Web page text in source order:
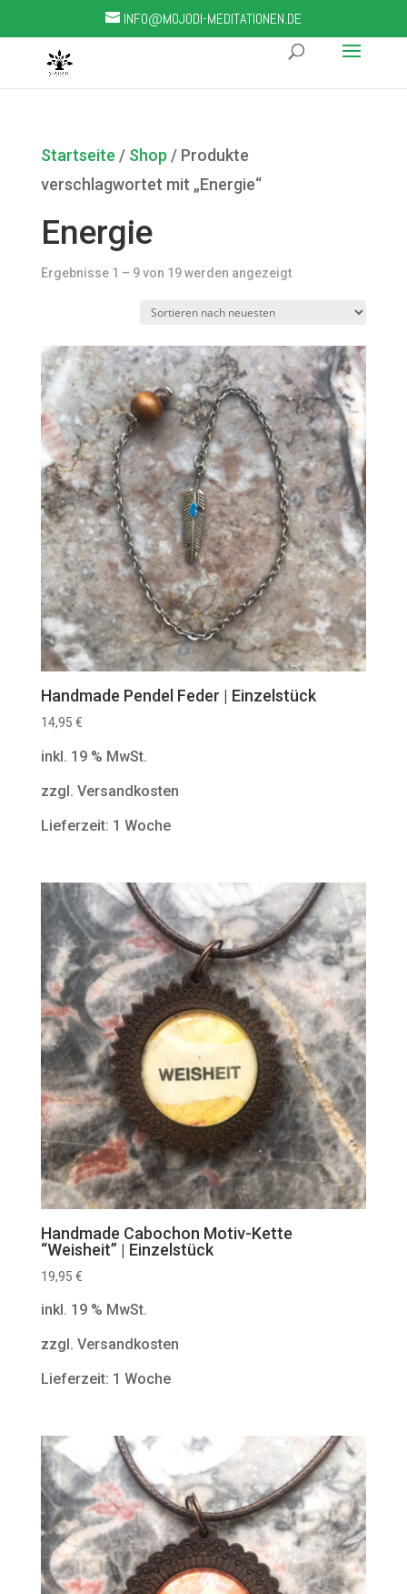
INFO@MOJODI-MEDITATIONEN.DE
Startseite / Shop / Produkte
verschlagwortet mit „Energie“
Energie
Ergebnisse 1 – 9 von 19 werden angezeigt
Handmade Pendel Feder | Einzelstück
14,95 €
inkl. 19 % MwSt.
zzgl. Versandkosten
Lieferzeit: 1 Woche
Handmade Cabochon Motiv-Kette
“Weisheit” | Einzelstück
19,95 €
inkl. 19 % MwSt.
zzgl. Versandkosten
Lieferzeit: 1 Woche